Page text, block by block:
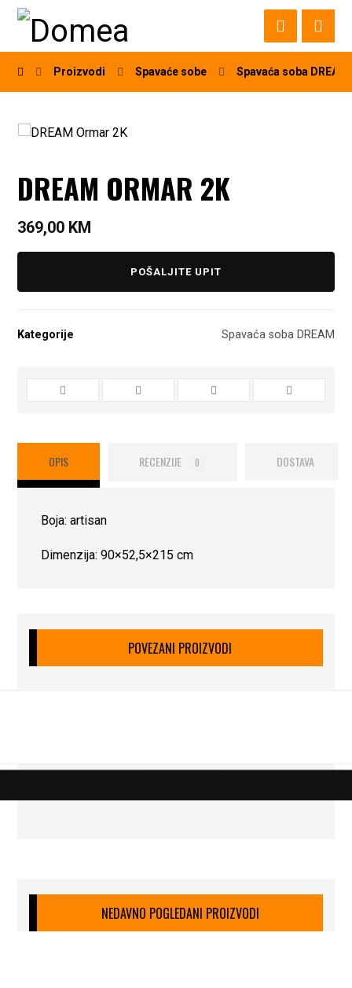
Proizvodi Spavaće sobe Spavaća soba DREAM
DREAM ORMAR 2K
369,00 KM
POŠALJITE UPIT
Kategorije Spavaća soba DREAM
OPIS RECENZIJE 0 DOSTAVA
Boja: artisan
Dimenzija: 90×52,5×215 cm
POVEZANI PROIZVODI
NEDAVNO POGLEDANI PROIZVODI